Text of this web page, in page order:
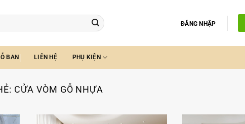
ĐĂNG NHẬP
BAN LIÊN HỆ PHỤ KIỆN
CỬA VÒM GỖ NHỰA